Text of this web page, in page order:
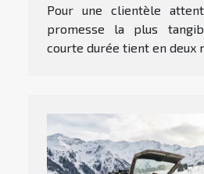
Pour une clientèle
promesse la plus
courte durée tient en deux